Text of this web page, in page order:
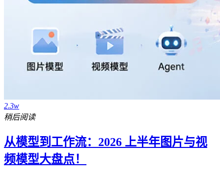
2.3w
稍后阅读
从模型到工作流：2026 上半年图片与视
频模型大盘点！